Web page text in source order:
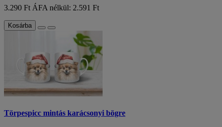
3.290 Ft ÁFA nélkül: 2.591 Ft
Kosárba
Törpespicc mintás karácsonyi bögre